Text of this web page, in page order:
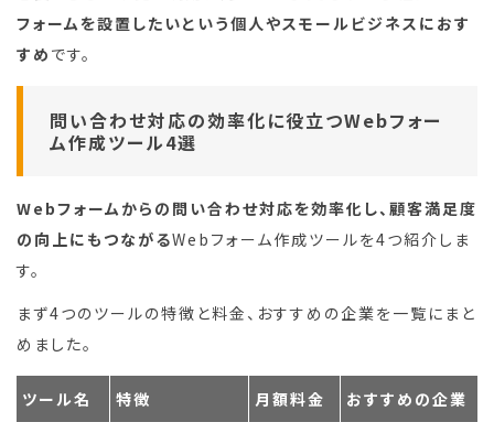
フォームを設置したいという個人やスモールビジネスにおす
すめ です。
問い合わせ対応の効率化に役立つWebフォー
ム作成ツール4選
Webフォームからの問い合わせ対応を効率化し、顧客満足度
の向上にもつながるWebフォーム作成ツールを4つ紹介しま
す。
まず4つのツールの特徴と料金、おすすめの企業を一覧にまと
めました。
ツール名 特徴 月額料金 おすすめの企業